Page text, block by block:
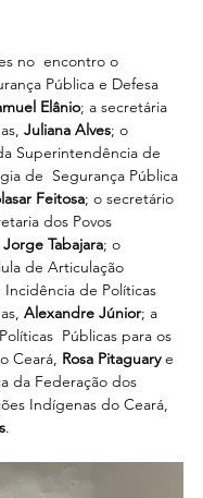
no  encontro o
Pública e Defesa
Elânio; a secretária
Juliana Alves; o
Superintendência de
de  Segurança Pública
Feitosa; o secretário
dos Povos
Jorge Tabajara; o
de Articulação
de Políticas
Alexandre Júnior; a
Públicas para os
Ceará, Rosa Pitaguary e
da Federação dos
Indígenas do Ceará,
.